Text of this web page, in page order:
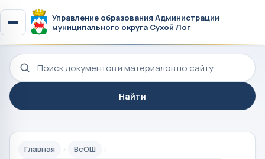
Управление образования Администрации
муниципального округа Сухой Лог
Поиск по сайту
Найти
Главная
ВсОШ